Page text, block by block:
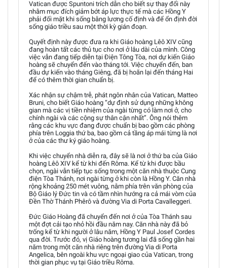
Vatican được Spuntoni trích dẫn cho biết sự thay đổi này
nhằm mục đích giảm bớt áp lực thực tế mà các Hồng Y
phải đối mặt khi sống bằng lương cố định và để ổn định đời
sống giáo triều sau một thời kỳ gián đoạn.
Quyết định này được đưa ra khi Giáo hoàng Lêô XIV cũng
đang hoàn tất các thủ tục cho nơi ở lâu dài của mình. Công
việc vẫn đang tiếp diễn tại Điện Tông Tòa, nơi dự kiến Giáo
hoàng sẽ chuyển đến vào tháng tới. Việc chuyển đến, ban
đầu dự kiến vào tháng Giêng, đã bị hoãn lại đến tháng Hai
để có thêm thời gian chuẩn bị.
Xác nhận sự chậm trễ, phát ngôn nhân của Vatican, Matteo
Bruni, cho biết Giáo hoàng “dự định sử dụng những không
gian mà các vị tiền nhiệm của ngài từng có làm nơi ở, cho
chính ngài và các cộng sự thân cận nhất”. Ông nói thêm
rằng các khu vực đang được chuẩn bị bao gồm các phòng
phía trên Loggia thứ ba, bao gồm cả tầng áp mái từng là nơi
ở của các thư ký giáo hoàng.
Khi việc chuyển nhà diễn ra, đây sẽ là nơi ở thứ ba của Giáo
hoàng Lêô XIV kể từ khi đến Rôma. Kể từ khi được bầu
chọn, ngài vẫn tiếp tục sống trong một căn nhà thuộc Cung
điện Tòa Thánh, nơi ngài từng ở khi còn là Hồng Y. Căn nhà
rộng khoảng 250 mét vuông, nằm phía trên văn phòng của
Bộ Giáo lý Đức tin và có tầm nhìn hướng ra cả mái vòm của
Đền Thờ Thánh Phêrô và đường Via di Porta Cavalleggeri.
Đức Giáo Hoàng đã chuyển đến nơi ở của Tòa Thánh sau
một đợt cải tạo nhỏ hồi đầu năm nay. Căn nhà này đã bỏ
trống kể từ khi người ở lâu năm, Hồng Y Paul Josef Cordes
qua đời. Trước đó, vị Giáo hoàng tương lai đã sống gần hai
năm trong một căn nhà riêng trên đường Via di Porta
Angelica, bên ngoài khu vực ngoại giao của Vatican, trong
thời gian phục vụ tại Giáo triều Rôma.